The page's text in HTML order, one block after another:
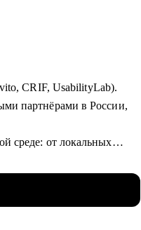
и специфику найма
CRIF, UsabilityLab).
партнёрами в России,
среде: от локальных
до самостоятельных